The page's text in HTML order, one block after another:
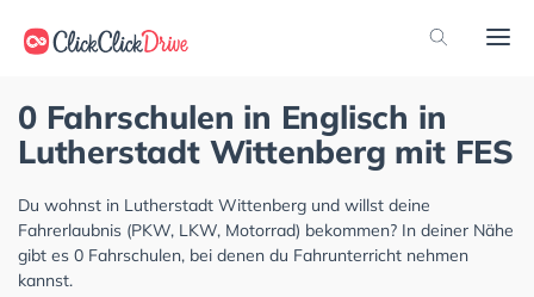
0 Fahrschulen in Englisch in
Lutherstadt Wittenberg mit FES
Du wohnst in Lutherstadt Wittenberg und willst deine
Fahrerlaubnis (PKW, LKW, Motorrad) bekommen? In deiner Nähe
gibt es 0 Fahrschulen, bei denen du Fahrunterricht nehmen
kannst.